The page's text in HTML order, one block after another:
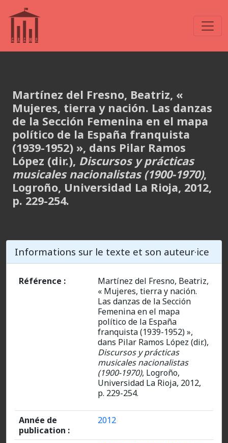
Martínez del Fresno, Beatriz, «
Mujeres, tierra y nación. Las danzas
de la Sección Femenina en el mapa
político de la España franquista
(1939-1952) », dans Pilar Ramos
López (dir.), Discursos y prácticas
musicales nacionalistas (1900-1970),
Logroño, Universidad La Rioja, 2012,
p. 229-254.
Informations sur le texte et son auteur·ice
Référence :
Martínez del Fresno, Beatriz,
« Mujeres, tierra y nación.
Las danzas de la Sección
Femenina en el mapa
político de la España
franquista (1939-1952) »,
dans Pilar Ramos López (dir.),
Discursos y prácticas
musicales nacionalistas
(1900-1970), Logroño,
Universidad La Rioja, 2012,
p. 229-254.
Année de
publication :
2012